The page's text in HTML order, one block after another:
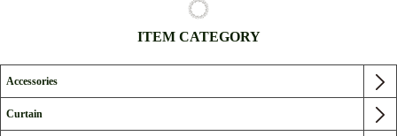
ITEM CATEGORY
Accessories
Curtain